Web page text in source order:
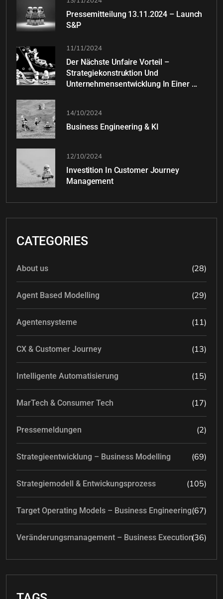
Pressemitteilung 13.11.2024 – Launch
S&P
11/11/2024
Der Nächste Unfaire Vorteil –
Strategiekonstruktion Und
Unternehmensentwicklung In Einer ...
14/10/2024
Business Engineering & KI
12/10/2024
Investition In Customer Journey
Management
CATEGORIES
About us (28)
Agent Based Modelling (29)
Agentensysteme (11)
CX & Customer Journey (13)
Intelligente Automatisierung (15)
MarTech & Consumer Tech (17)
Pressemeldungen (2)
Strategieentwicklung – Business Modelling (69)
Strategiemodell & Entwickungsprozess (105)
Target Operating Models – Business Engineering(67)
Veränderungsmanagement – Business Execution(36)